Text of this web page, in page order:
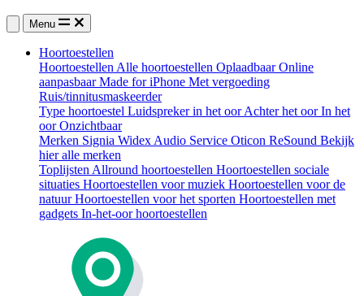
Menu
Hoortoestellen
Hoortoestellen Alle hoortoestellen OplaadbaarOnline
aanpasbaarMade for iPhone Met vergoeding
Ruis/tinnitusmaskeerder
Type hoortoestel Luidspreker in het oorAchter het oorIn het
oorOnzichtbaar
Merken Signia Widex Audio Service Oticon ReSound Bekijk
hier alle merken
Toplijsten Allround hoortoestellen Hoortoestellen sociale
situaties Hoortoestellen voor muziek Hoortoestellen voor de
natuurHoortoestellen voor het sporten Hoortoestellen met
gadgets In-het-oor hoortoestellen